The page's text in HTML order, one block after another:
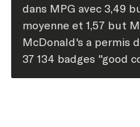
dans MPG avec 3,49
moyenne et 1,57 but
McDonald's a permis
37 134 badges "good